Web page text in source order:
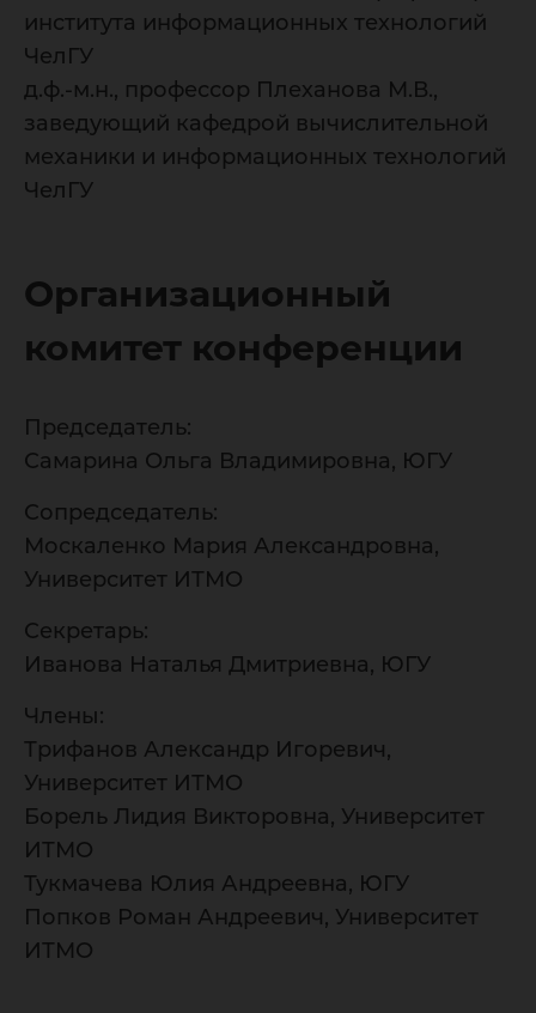
института информационных технологий
ЧелГУ
д.ф.-м.н., профессор Плеханова М.В.,
заведующий кафедрой вычислительной
механики и информационных технологий
ЧелГУ
Организационный
комитет конференции
Председатель:
Самарина Ольга Владимировна, ЮГУ
Сопредседатель:
Москаленко Мария Александровна,
Университет ИТМО
Секретарь:
Иванова Наталья Дмитриевна, ЮГУ
Члены:
Трифанов Александр Игоревич,
Университет ИТМО
Борель Лидия Викторовна, Университет
ИТМО
Тукмачева Юлия Андреевна, ЮГУ
Попков Роман Андреевич, Университет
ИТМО